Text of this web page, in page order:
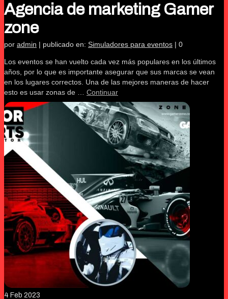
Agencia de marketing Gamer
zone
por admin | publicado en: Simuladores para eventos | 0
Los eventos se han vuelto cada vez más populares en los últimos
años, por lo que es importante asegurar que sus marcas se vean
en los lugares correctos. Una de las mejores maneras de hacer
esto es usar zonas de … Continuar
4 Feb 2023